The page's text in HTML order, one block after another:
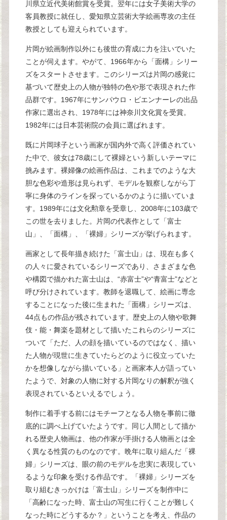
川県立近代美術館賞を受賞。翌年には女子美術大学の
客員教授に就任し、愛知県立芸術大学絵画専攻の主任
教授としても迎えられています。
片岡が絵画制作以外にも後世の育成に力を注いでいた
ことが伺えます。やがて、1966年から「面構」シリー
ズをスタートさせます。このシリーズは片岡の感覚に
基づいて歴史上の人物が独特の色や形で表現された作
品群です。1967年にサンパウロ・ビエンナーレの出品
作家に選出され、1978年には神奈川文化賞を受賞。
1982年には日本芸術院の会員に選ばれます。
既に片岡球子という画家が国内外で高く評価されてい
た中で、彼女は78歳にして裸婦という新しいテーマに
挑みます。裸婦像の絵画作品は、これまでのような大
胆な色彩や造形は見られず、モデルを観察しながら丁
寧に身体のラインを探っているかのように描いていま
す。1989年には文化勲章を受章し、2008年に103歳で
この世を去りました。片岡の代表作として「富士
山」、「面構」、「裸婦」シリーズが挙げられます。
画家として長年描き続けた「富士山」は、現在も多く
の人々に愛されているシリーズであり、さまざまな色
や構図で描かれた富士山は、“赤富士”や“青富士”などと
呼び分けされています。教師を退職して、絵画に専念
することになった後に生まれた「面構」シリーズは、
44点もの作品が残されています。歴史上の人物や歌舞
伎・能・舞楽を題材として描いたこれらのシリーズに
ついて「ただ、人の顔を描いているのではなく、描い
た人物が現世に生きていたらどのように役立っていた
かを想像しながら描いている」と画家本人が語ってい
たようで、対象の人物に対する片岡なりの解釈が強く
表現されているといえるでしょう。
制作に着手する前にはモチーフとなる人物を事前に徹
底的に調べ上げていたようです。同じ人間として描か
れる歴史人物画は、他の作家が手掛ける人物画とは全
く異なる性質のものなのです。晩年に取り組んだ「裸
婦」シリーズは、眼の前のモデルを忠実に表現してい
るような印象を受ける作品です。「裸婦」シリーズを
取り組むきっかけは「富士山」シリーズを制作中に
「高齢になった時、富士山の写生に行くことが難しく
なった時にどうするか？」ということを考え、作品の